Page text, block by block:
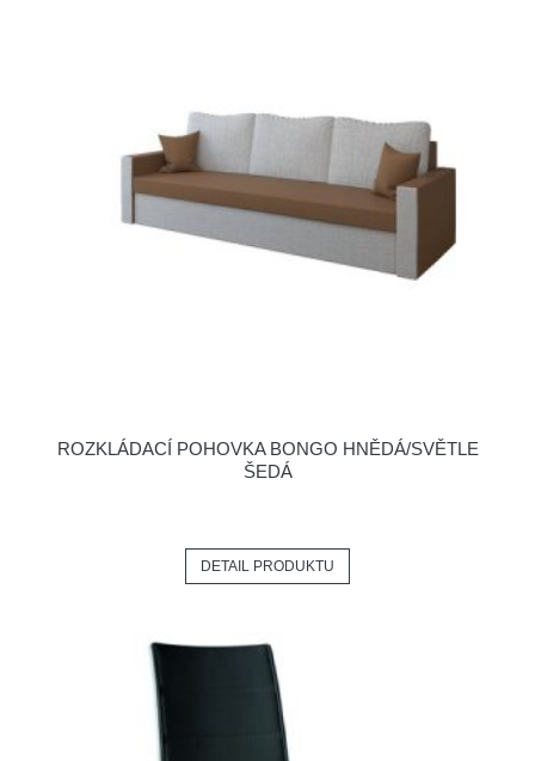
ROZKLÁDACÍ POHOVKA BONGO HNĚDÁ/SVĚTLE
ŠEDÁ
DETAIL PRODUKTU